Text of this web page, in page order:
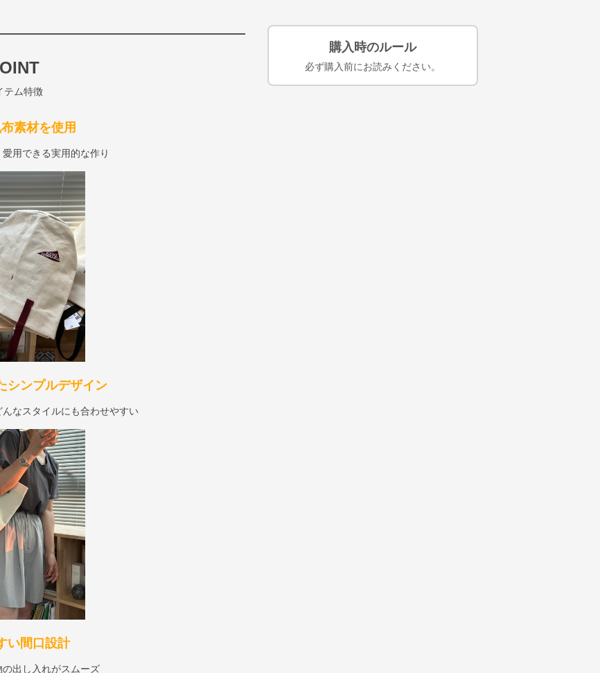
テム特徴
素材を使用
用できる実用的な作り
シンプルデザイン
なスタイルにも合わせやすい
い間口設計
出し入れがスムーズ
購入時のルール
必ず購入前にお読みください。